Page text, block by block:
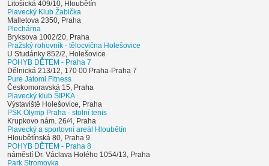
Litošická 409/10, Hloubětín
Plavecký Klub Žabička
Malletova 2350, Praha
Plechárna
Bryksova 1002/20, Praha
Pražský rohovník - tělocvična Holešovice
U Studánky 852/2, Holešovice
POHYB DĚTEM - Praha 7
Dělnická 213/12, 170 00 Praha-Praha 7
Pure Jatomi Fitness
Českomoravská 15, Praha
Plavecký klub ŠIPKA
Výstaviště Holešovice, Praha
PSK Olymp Praha - stolní tenis
Krupkovo nám. 26/4, Praha
Plavecký a sportovní areál Hloubětín
Hloubětínská 80, Praha 9
POHYB DĚTEM - Praha 8
náměstí Dr. Václava Holého 1054/13, Praha
Park Stromovka